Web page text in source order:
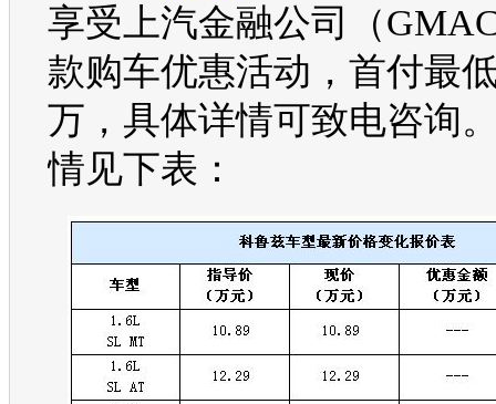
享受上汽金融公司（
款购车优惠活动，首付最
万，具体详情可致电咨询
情见下表：